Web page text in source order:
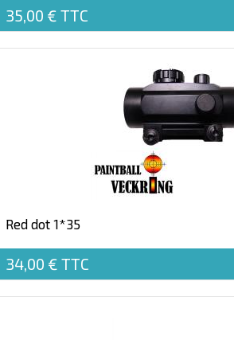
35,00 € TTC
Red dot 1*35
34,00 € TTC